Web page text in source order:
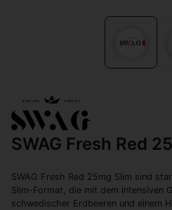
SWAG Fresh Red
SWAG Fresh Red 25mg Slim sind
Slim-Format, die mit dem intensiven
schwedischer Erdbeeren und einem